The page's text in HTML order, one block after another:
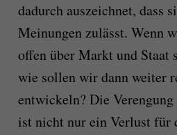
dadurch auszeichnet, dass
Meinungen zulässt. Wenn
offen über Markt und Staat
wie sollen wir dann weiter
entwickeln? Die Verengung
ist nicht nur ein Verlust für